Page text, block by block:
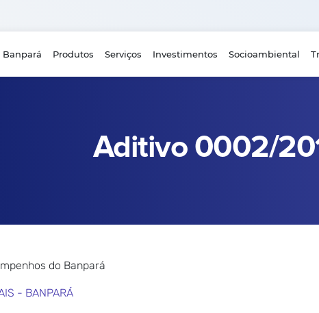
Banpará Produtos Serviços Investimentos Socioambiental
Aditivo 0002/
do Banpará
- BANPARÁ